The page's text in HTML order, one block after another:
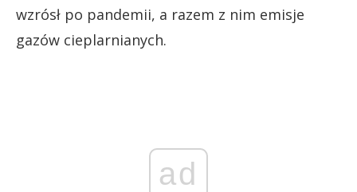
wzrósł po pandemii, a razem z nim emisje
gazów cieplarnianych.
ad